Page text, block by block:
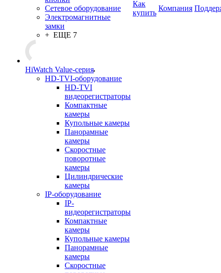
Сетевое оборудование
Электромагнитные
замки
+ ЕЩЕ 7
HiWatch Value-серия
HD-TVI-оборудование
HD-TVI
видеорегистраторы
Компактные
камеры
Купольные камеры
Панорамные
камеры
Скоростные
поворотные
камеры
Цилиндрические
камеры
IP-оборудование
IP-
видеорегистраторы
Компактные
камеры
Купольные камеры
Панорамные
камеры
Скоростные
Как
купить
Компания